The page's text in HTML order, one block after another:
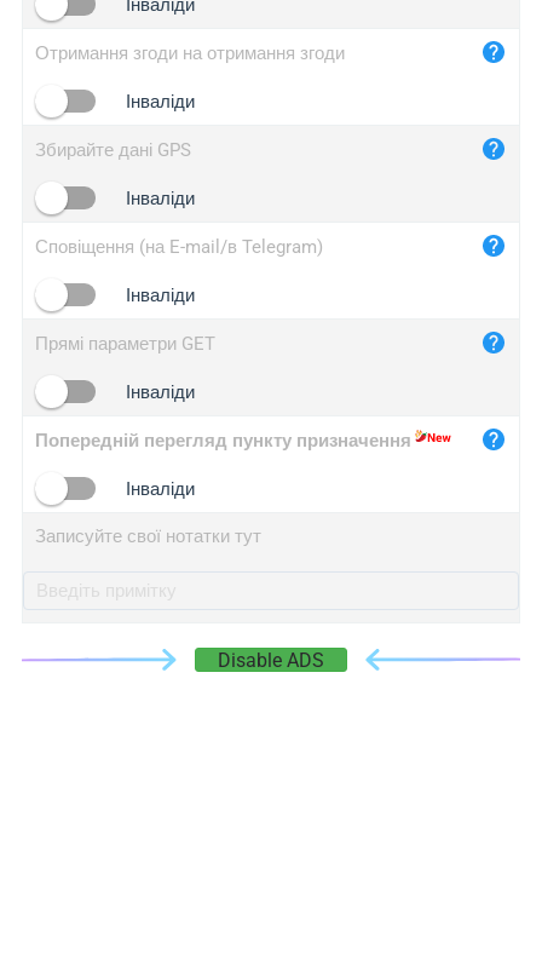
2no.co
yip.su
iplogger.info
Отримання згоди на отримання згоди
Інваліди
Збирайте дані GPS
Інваліди
Сповіщення (на E-mail/в Telegram)
Інваліди
Прямі параметри GET
Інваліди
Попередній перегляд пункту призначення
Інваліди
Записуйте свої нотатки тут
Disable ADS